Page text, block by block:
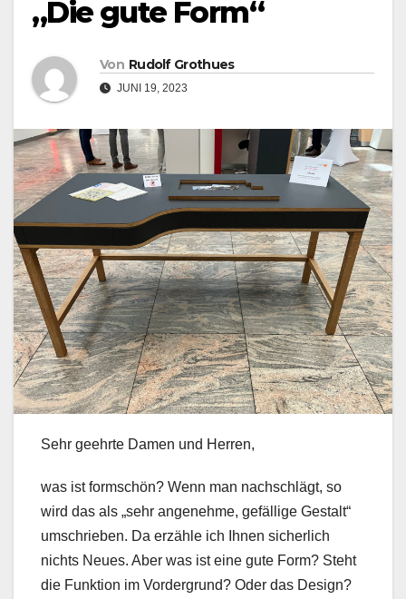
„Die gute Form“
Von Rudolf Grothues
JUNI 19, 2023
Sehr geehrte Damen und Herren,
was ist formschön? Wenn man nachschlägt, so
wird das als „sehr angenehme, gefällige Gestalt“
umschrieben. Da erzähle ich Ihnen sicherlich
nichts Neues. Aber was ist eine gute Form? Steht
die Funktion im Vordergrund? Oder das Design?